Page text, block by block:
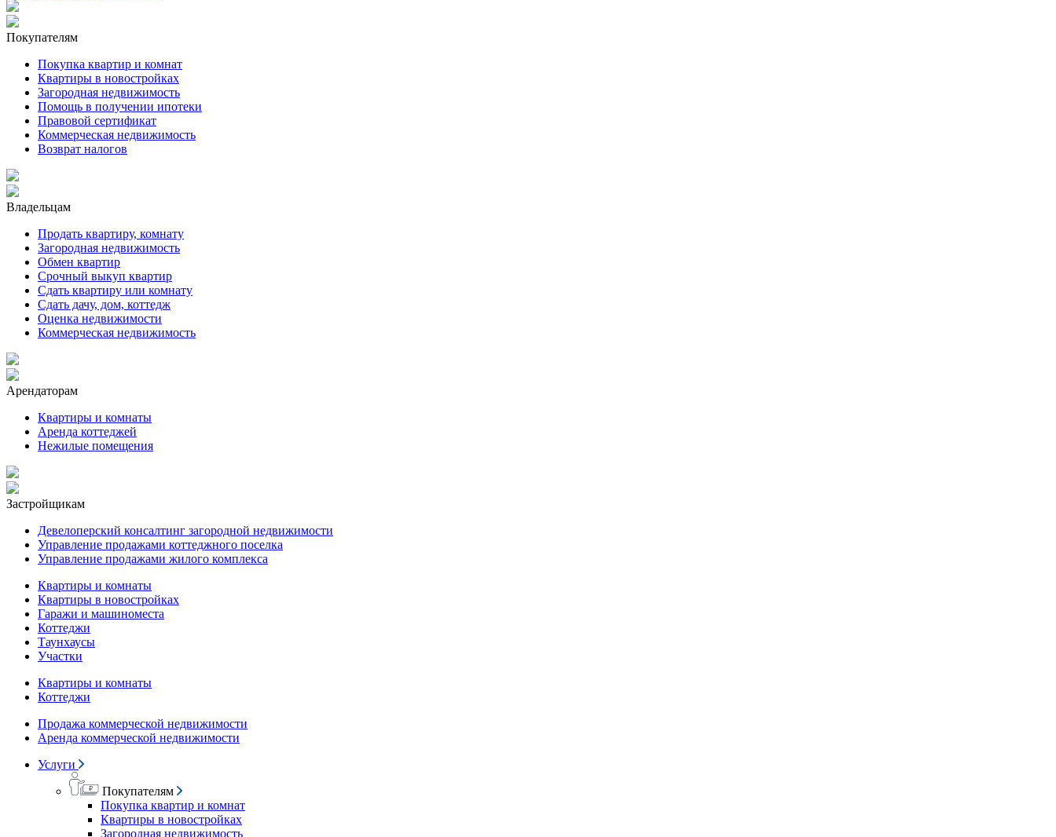
Покупателям
Покупка квартир и комнат
Квартиры в новостройках
Загородная недвижимость
Помощь в получении ипотеки
Правовой сертификат
Коммерческая недвижимость
Возврат налогов
Владельцам
Продать квартиру, комнату
Загородная недвижимость
Обмен квартир
Срочный выкуп квартир
Сдать квартиру или комнату
Сдать дачу, дом, коттедж
Оценка недвижимости
Коммерческая недвижимость
Арендаторам
Квартиры и комнаты
Аренда коттеджей
Нежилые помещения
Застройщикам
Девелоперский консалтинг загородной недвижимости
Управление продажами коттеджного поселка
Управление продажами жилого комплекса
Квартиры и комнаты
Квартиры в новостройках
Гаражи и машиноместа
Коттеджи
Таунхаусы
Участки
Квартиры и комнаты
Коттеджи
Продажа коммерческой недвижимости
Аренда коммерческой недвижимости
Услуги
Покупателям
Покупка квартир и комнат
Квартиры в новостройках
Загородная недвижимость